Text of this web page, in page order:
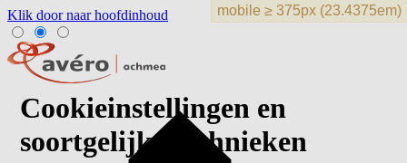
Klik door naar hoofdinhoud
Cookieinstellingen en
soortgelijke technieken